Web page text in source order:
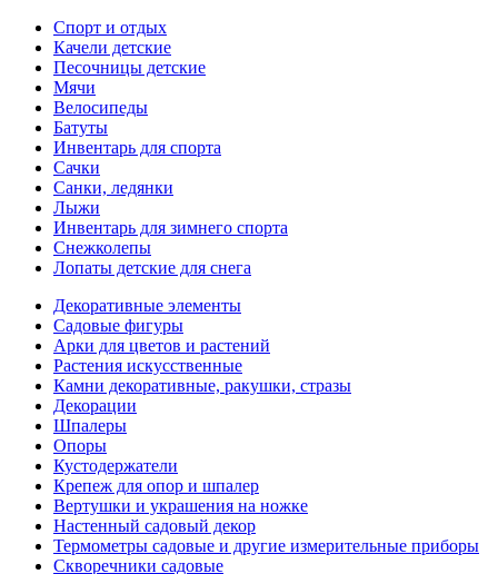
Спорт и отдых
Качели детские
Песочницы детские
Мячи
Велосипеды
Батуты
Инвентарь для спорта
Сачки
Санки, ледянки
Лыжи
Инвентарь для зимнего спорта
Снежколепы
Лопаты детские для снега
Декоративные элементы
Садовые фигуры
Арки для цветов и растений
Растения искусственные
Камни декоративные, ракушки, стразы
Декорации
Шпалеры
Опоры
Кустодержатели
Крепеж для опор и шпалер
Вертушки и украшения на ножке
Настенный садовый декор
Термометры садовые и другие измерительные приборы
Скворечники садовые